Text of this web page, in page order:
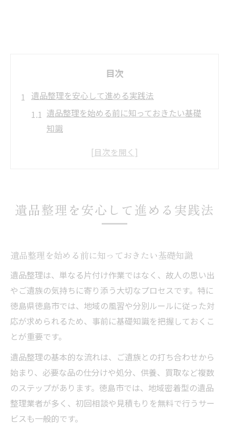
目次
遺品整理を安心して進める実践法
遺品整理を始める前に知っておきたい基礎
知識
徳島県徳島市で安心できる遺品整理の特徴
説
遺品整理とゴミ回収業者の違いと選び方
遺品整理で心の整理も同時に進める方法
丁寧な遺品整理が家族に与える安心感とは
遺品整理のプロが教える評定時の心構え
遺品整理依頼で後悔しない進め方のポイン
ト
授
評定で失敗しない依頼時の注意点
遺品整理評定の流れと安心できる業者の選
び方
遺品整理を安心して進める実践法
遺品整理を始める前に知っておきたい基礎知識
遺品整理は、単なる片付け作業ではなく、故人の思い出
やご遺族の気持ちに寄り添う大切なプロセスです。特に
徳島県徳島市では、地域の風習や分別ルールに従った対
応が求められるため、事前に基礎知識を把握しておくこ
とが重要です。
遺品整理の基本的な流れは、ご遺族との打ち合わせから
始まり、必要な品の仕分けや処分、供養、買取など複数
のステップがあります。徳島市では、地域密着型の遺品
整理業者が多く、初回相談や見積もりを無料で行うサー
ビスも一般的です。